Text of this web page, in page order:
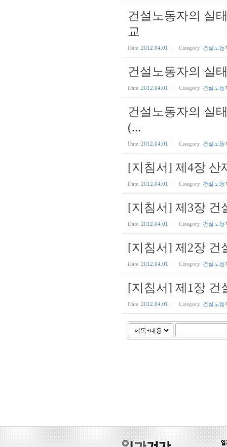
건설노동자의 실
교
Date 2012.04.01 Category 건설노동
건설노동자의 실
Date 2012.04.01 Category 건설노동
건설노동자의 실
(...
Date 2012.04.01 Category 건설노동
[지침서] 제4장 산
Date 2012.04.01 Category 건설노동
[지침서] 제3장 건
Date 2012.04.01 Category 건설노동
[지침서] 제2장 건
Date 2012.04.01 Category 건설노동
[지침서] 제1장 건
Date 2012.04.01 Category 건설노동